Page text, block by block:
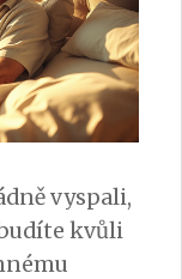
vyspali,
kvůli